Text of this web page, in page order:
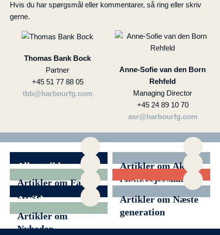
Hvis du har spørgsmål eller kommentarer, så ring eller skriv
gerne.
Thomas Bank Bock
Partner
+45 51 77 88 05
tbb@harbourfg.com
Anne-Sofie van den Born
Rehfeld
Managing Director
+45 24 89 10 70
asr@harbourfg.com
Alle artikler
Artikler om Aktivt
familieejerskab
Artikler om Family
office
Artikler om
Filantropi
Artikler om
Generationsskifte
Artikler om Næste
generation
Artikler om
Nyheder